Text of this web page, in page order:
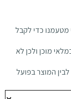
מטעמנו כדי לקבל
מוכן ולכן לא
המוצר בפועל